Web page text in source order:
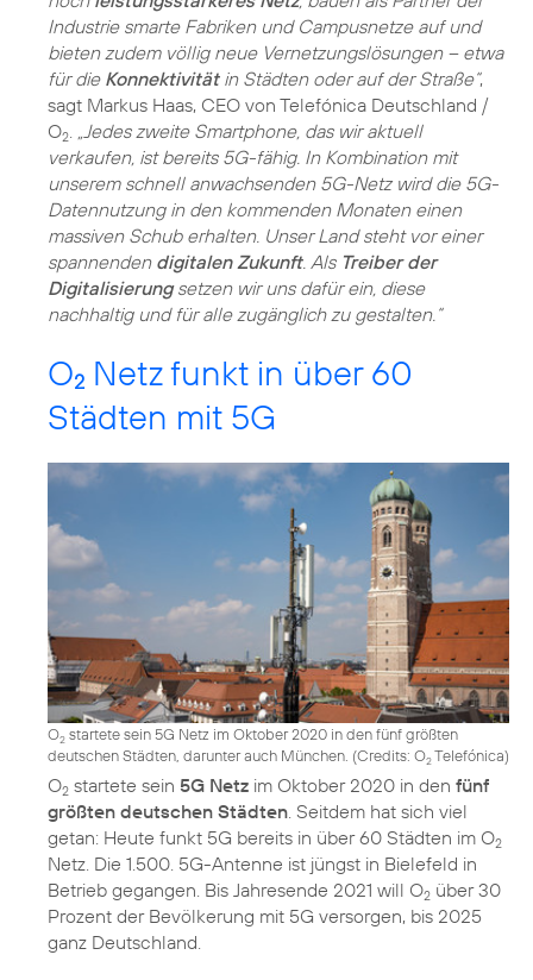
Industrie smarte Fabriken und Campusnetze auf und
bieten zudem völlig neue Vernetzungslösungen – etwa
für die Konnektivitätin Städten oder auf der Straße“,
sagt Markus Haas, CEO von Telefónica Deutschland /
O2
„Jedes zweite Smartphone, das wir aktuell
verkaufen, ist bereits 5G-fähig. In Kombination mit
unserem schnell anwachsenden 5G-Netz wird die 5G-
Datennutzung in den kommenden Monaten einen
massiven Schub erhalten. Unser Land steht vor einer
spannenden digitalen Zukunft. Als Treiber der
Digitalisierungsetzen wir uns dafür ein, diese
nachhaltig und für alle zugänglich zu gestalten.“
O2 Netz funkt in über 60
Städten mit 5G
O2 startete sein 5G Netz im Oktober 2020 in den fünf größten
deutschen Städten, darunter auch München. (Credits: O2Telefónica)
O2 startete sein 5G Netz im Oktober 2020 in den fünf
größten deutschen Städten . Seitdem hat sich viel
getan: Heute funkt 5G bereits in über 60 Städten im O2
Netz. Die 1.500. 5G-Antenne ist jüngst in Bielefeld in
Betrieb gegangen. Bis Jahresende 2021 will O2 über 30
Prozent der Bevölkerung mit 5G versorgen, bis 2025
ganz Deutschland.